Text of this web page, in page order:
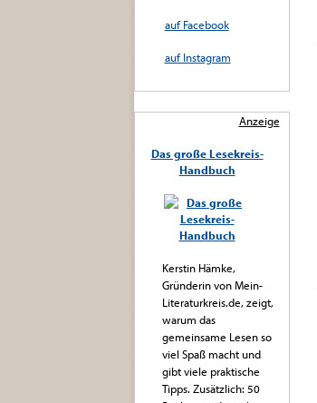
auf Facebook
auf Instagram
Anzeige
Das große Lesekreis-
Handbuch
Kerstin Hämke,
Gründerin von Mein-
Literaturkreis.de, zeigt,
warum das
gemeinsame Lesen so
viel Spaß macht und
gibt viele praktische
Tipps. Zusätzlich: 50